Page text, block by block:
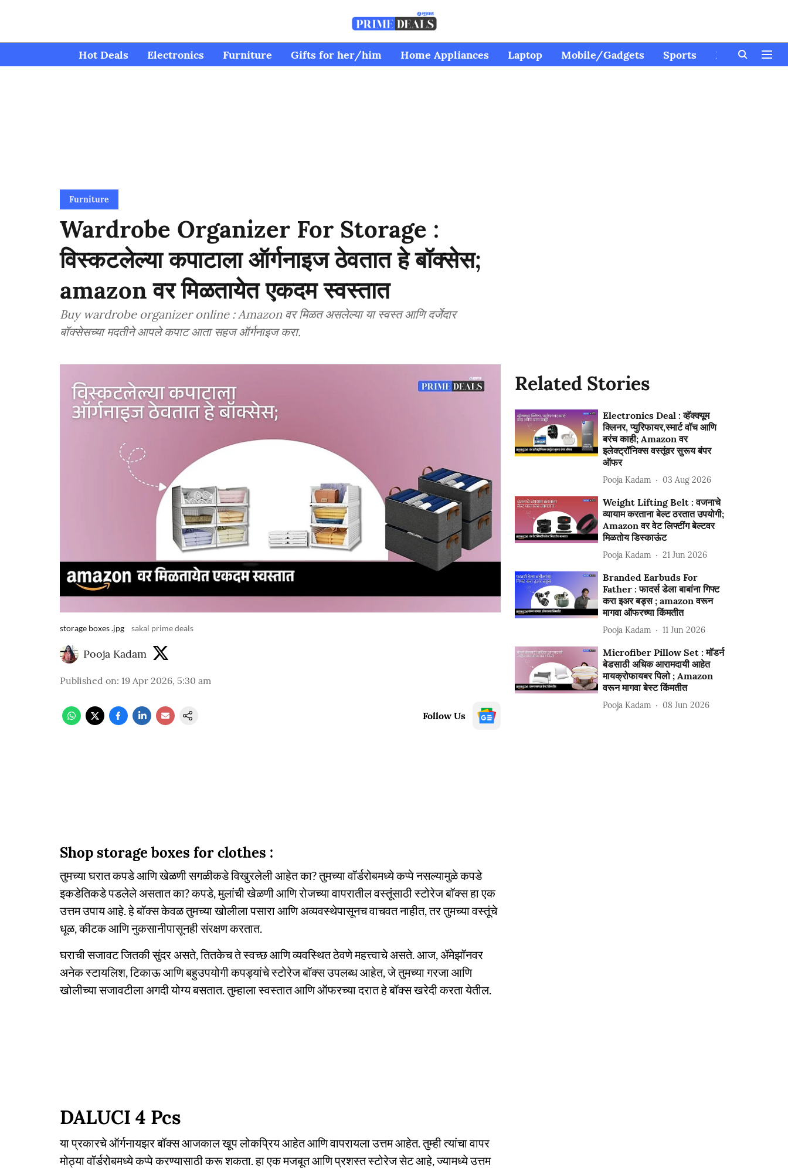
Hot Deals Electronics Furniture Gifts for her/him Home Appliances Laptop Mobile/Gadgets Sports Kids
Furniture
Wardrobe Organizer For Storage :
विस्कटलेल्या कपाटाला ऑर्गनाइज ठेवतात हे बॉक्सेस;
amazon वर मिळतायेत एकदम स्वस्तात
Buy wardrobe organizer online : Amazon वर मिळत असलेल्या या स्वस्त आणि दर्जेदार
बॉक्सेसच्या मदतीने आपले कपाट आता सहज ऑर्गनाइज करा.
storage boxes .jpg sakal prime deals
Pooja Kadam
Published on: 19 Apr 2026, 5:30 am
Follow Us
Shop storage boxes for clothes :
तुमच्या घरात कपडे आणि खेळणी सगळीकडे विखुरलेली आहेत का? तुमच्या वॉर्डरोबमध्ये कप्पे नसल्यामुळे कपडे
इकडेतिकडे पडलेले असतात का? कपडे, मुलांची खेळणी आणि रोजच्या वापरातील वस्तूंसाठी स्टोरेज बॉक्स हा एक
उत्तम उपाय आहे. हे बॉक्स केवळ तुमच्या खोलीला पसारा आणि अव्यवस्थेपासूनच वाचवत नाहीत, तर तुमच्या वस्तूंचे
धूळ, कीटक आणि नुकसानीपासूनही संरक्षण करतात.
घराची सजावट जितकी सुंदर असते, तितकेच ते स्वच्छ आणि व्यवस्थित ठेवणे महत्त्वाचे असते. आज, ॲमेझॉनवर
अनेक स्टायलिश, टिकाऊ आणि बहुउपयोगी कपड्यांचे स्टोरेज बॉक्स उपलब्ध आहेत, जे तुमच्या गरजा आणि
खोलीच्या सजावटीला अगदी योग्य बसतात. तुम्हाला स्वस्तात आणि ऑफरच्या दरात हे बॉक्स खरेदी करता येतील.
DALUCI 4 Pcs
या प्रकारचे ऑर्गनायझर बॉक्स आजकाल खूप लोकप्रिय आहेत आणि वापरायला उत्तम आहेत. तुम्ही त्यांचा वापर
मोठ्या वॉर्डरोबमध्ये कप्पे करण्यासाठी करू शकता. हा एक मजबूत आणि प्रशस्त स्टोरेज सेट आहे, ज्यामध्ये उत्तम
Related Stories
Electronics Deal : व्हॅक्क्यूम
क्लिनर, प्युरिफायर,स्मार्ट वॉच आणि
बरंच काही; Amazon वर
इलेक्ट्रॉनिक्स वस्तूंवर सुरूय बंपर
ऑफर
Pooja Kadam 03 Aug 2026
Weight Lifting Belt : वजनाचे
व्यायाम करताना बेल्ट ठरतात उपयोगी;
Amazon वर वेट लिफ्टींग बेल्टवर
मिळतोय डिस्काऊंट
Pooja Kadam 21 Jun 2026
Branded Earbuds For
Father : फादर्स डेला बाबांना गिफ्ट
करा इअर बड्स ; amazon वरून
मागवा ऑफरच्या किंमतीत
Pooja Kadam 11 Jun 2026
Microfiber Pillow Set : मॉडर्न
बेडसाठी अधिक आरामदायी आहेत
मायक्रोफायबर पिलो ; Amazon
वरून मागवा बेस्ट किंमतीत
Pooja Kadam 08 Jun 2026